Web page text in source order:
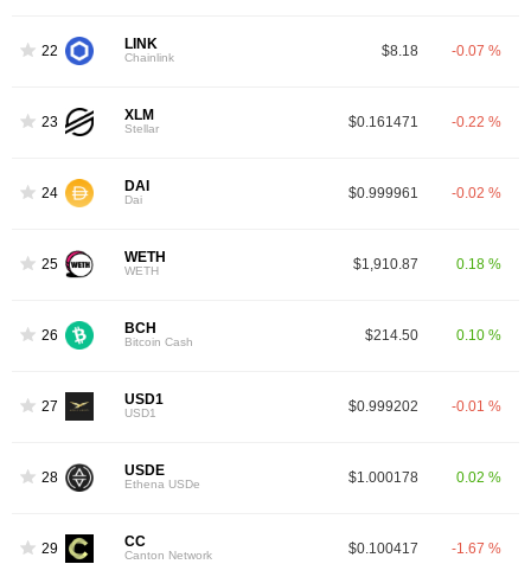
22 LINK
Chainlink $8.18 -0.07 %
23 XLM
Stellar $0.161471 -0.22 %
24 DAI
Dai $0.999961 -0.02 %
25 WETH
WETH $1,910.87 0.18 %
26 BCH
Bitcoin Cash $214.50 0.10 %
27 USD1
USD1 $0.999202 -0.01 %
28 USDE
Ethena USDe $1.000178 0.02 %
29 CC
Canton Network $0.100417 -1.67 %